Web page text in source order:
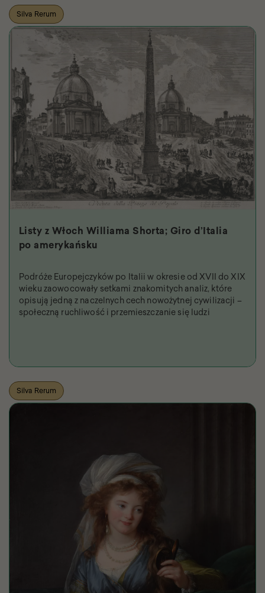
Silva Rerum
Listy z Włoch Williama Shorta; Giro d’Italia
po amerykańsku
Podróże Europejczyków po Italii w okresie od XVII do XIX
wieku zaowocowały setkami znakomitych analiz, które
opisują jedną z naczelnych cech nowożytnej cywilizacji –
społeczną ruchliwość i przemieszczanie się ludzi
Silva Rerum